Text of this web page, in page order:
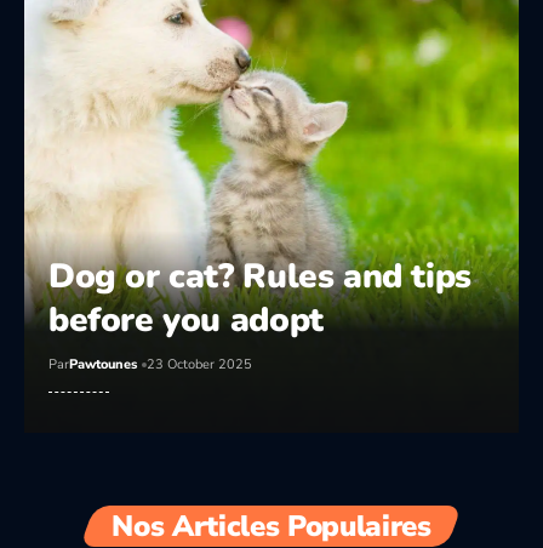
Dog or cat? Rules and tips
before you adopt
ParPawtounes 23 October 2025
Nos Articles Populaires